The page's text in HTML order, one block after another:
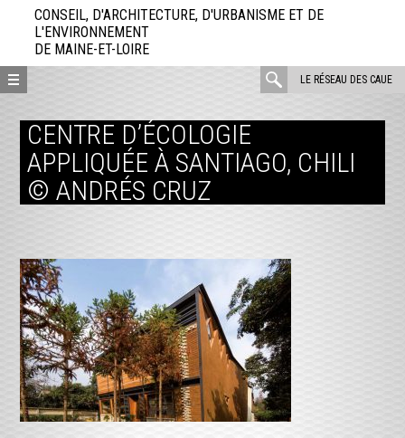
directement
contenu
CONSEIL, D'ARCHITECTURE, D'URBANISME ET DE
L'ENVIRONNEMENT
DE MAINE-ET-LOIRE
LE RÉSEAU DES CAUE
rechercher
CENTRE D’ÉCOLOGIE
APPLIQUÉE À SANTIAGO, CHILI
© ANDRÉS CRUZ